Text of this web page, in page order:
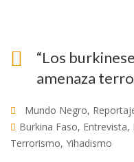
“Los
amenaza
Mundo Negro,
Burkina Faso, Entrevista,
Terrorismo, Yihadismo